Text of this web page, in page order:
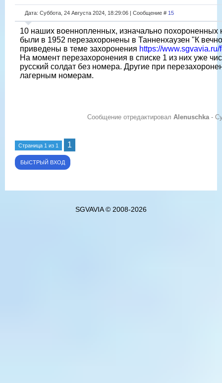
Дата: Суббота, 24 Августа 2024, 18:29:06 | Сообщение # 15
10 наших военнопленных, изначально похороненных
были в 1952 перезахоронены в Танненхаузен "К
приведены в теме захоронения https://
На момент перезахоронения в списке 1 из них уже
русский солдат без номера. Другие при
лагерным номерам.
Сообщение отредактировал Alenuschka -
Страница 1 из 1 1
SGVAVIA © 2008-2026